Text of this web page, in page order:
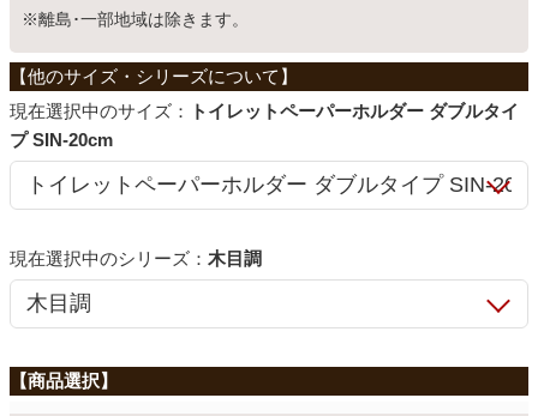
ホームオフィス
こたつ
※離島･一部地域は除きます。
サイズ：
トイレットペーパーホルダー ダブルタイ
プ SIN-20cm
シリーズ： 木目調